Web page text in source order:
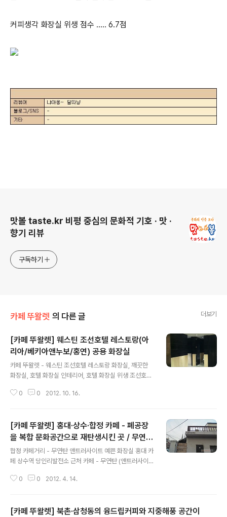
커피생각 화장실 위생 점수 ..... 6.7점
맛볼 taste.kr 비평 중심의 문화적 기호 · 맛 ·
향기 리뷰
구독하기
카페 뚜왈렛 의 다른 글 더보기
[카페 뚜왈렛] 웨스틴 조선호텔 레스토랑(아
리아/베키아앤누보/홍연) 공용 화장실
카페 뚜왈렛 - 웨스틴 조선호텔 레스토랑 화장실, 깨끗한
화장실, 호텔 화장실 인테리어, 호텔 화장실 위생 조선호텔
변기시트커버, 변기시트크리너, 여자남자화장실 웨스틴 조
이며 최종 확인일 이후 변화가 있을 경우 서두에 반영합니
다. 웨스틴 조선호텔 지층의 아리아(뷔페), 베키아앤누보
(베이커리카페), 홍연(중식당) 고객들이 이용하는 공용 화
장실 여자 화장실. 여자 화장실 핸드타올을 보충하시는 화
장실 관리 직원. 웃으시며 이런 것도 찍냐고 하셨다. 화장실
편의용품. 여자화장실에는 휴지통이 있고 남자화장실에는
0 0 2012. 10. 16.
[카페 뚜왈렛] 홍대·상수·합정 카페 - 폐공장
을 복합 문화공간으로 재탄생시킨 곳 / 무연탄
(앤트러사이트)
합정 카페거리 - 무연탄 앤트러사이트 예쁜 화장실 홍대 카
페 상수역 당인리발전소 근처 카페 - 무연탄 (앤트러사이
무연탄 화장실 디자인 최종 확인일 : 2012년 2월 3일 이
당인리 화력발전소 근처에 있는 카페 무연탄(앤트러사이
0 0 2012. 4. 14.
[카페 뚜왈렛] 북촌·삼청동의 융드립커피와 지중해풍 공간이